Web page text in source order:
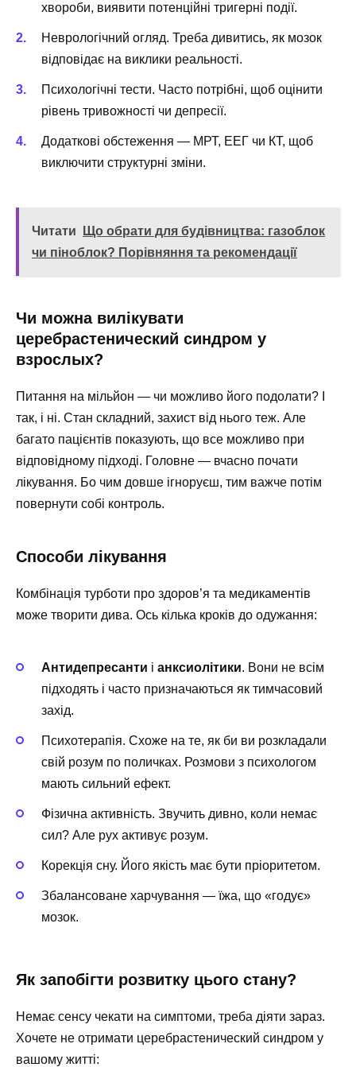
хвороби, виявити потенційні тригерні події.
Неврологічний огляд. Треба дивитись, як мозок
відповідає на виклики реальності.
Психологічні тести. Часто потрібні, щоб оцінити
рівень тривожності чи депресії.
Додаткові обстеження — МРТ, ЕЕГ чи КТ, щоб
виключити структурні зміни.
Читати
Що обрати для будівництва: газоблок
чи піноблок? Порівняння та рекомендації
Чи можна вилікувати
церебрастенический синдром у
взрослых?
Питання на мільйон — чи можливо його подолати? І
так, і ні. Стан складний, захист від нього теж. Але
багато пацієнтів показують, що все можливо при
відповідному підході. Головне — вчасно почати
лікування. Бо чим довше ігноруєш, тим важче потім
повернути собі контроль.
Способи лікування
Комбінація турботи про здоров’я та медикаментів
може творити дива. Ось кілька кроків до одужання:
Антидепресанти і анксиолітики. Вони не всім
підходять і часто призначаються як тимчасовий
захід.
Психотерапія. Схоже на те, як би ви розкладали
свій розум по поличках. Розмови з психологом
мають сильний ефект.
Фізична активність. Звучить дивно, коли немає
сил? Але рух активує розум.
Корекція сну. Його якість має бути пріоритетом.
Збалансоване харчування — їжа, що «годує»
мозок.
Як запобігти розвитку цього стану?
Немає сенсу чекати на симптоми, треба діяти зараз.
Хочете не отримати церебрастенический синдром у
вашому житті: